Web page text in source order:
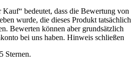
bedeutet, dass die Bewertung von
wurde, die dieses Produkt tatsächlich
Bewerten können aber grundsätzlich
bei uns haben. Hinweis schließen
Sternen.